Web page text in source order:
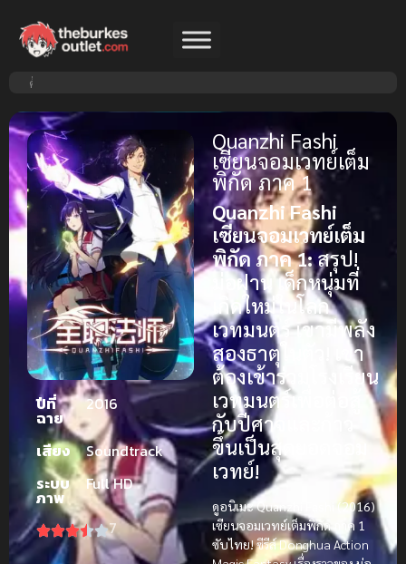
ปีที่
ฉาย
2016
เสียง
Soundtrack
ระบบ
ภาพ
Full HD
7
Quanzhi Fashi
เซียนจอมเวทย์เต็ม
พิกัด ภาค 1
Quanzhi Fashi
เซียนจอมเวทย์เต็ม
พิกัด ภาค 1:สรุป!
ม่อฝาน เด็กหนุ่มที่
เกิดใหม่ในโลก
เวทมนตร์ เขามีพลัง
สองธาตุในตัว! เขา
ต้องเข้าร่วมโรงเรียน
เวทมนตร์เพื่อต่อสู้
กับปีศาจและก้าว
ขึ้นเป็นสุดยอดจอม
เวทย์!
ดูอนิเมะ Quanzhi Fashi (2016)
เซียนจอมเวทย์เต็มพิกัด ภาค 1
ซับไทย!ซีรีส์ Donghua Action